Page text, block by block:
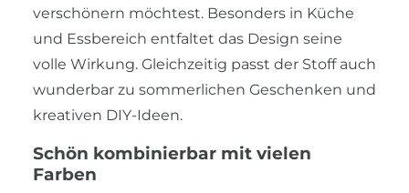
verschönern möchtest. Besonders in Küche
und Essbereich entfaltet das Design seine
volle Wirkung. Gleichzeitig passt der Stoff auch
wunderbar zu sommerlichen Geschenken und
kreativen DIY-Ideen.
Schön kombinierbar mit vielen
Farben